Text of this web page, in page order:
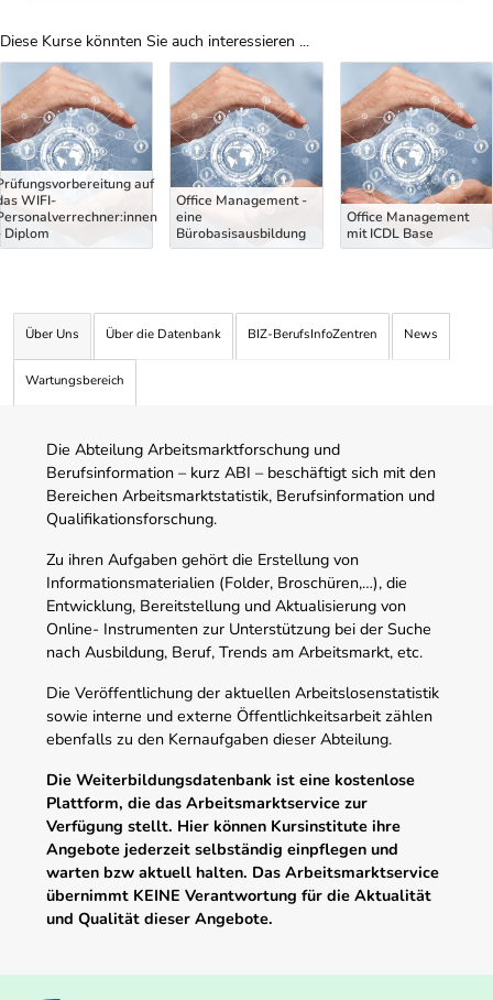
Diese Kurse könnten Sie auch interessieren ...
Uber Weiterbildungsvorschläge
auf
WIFI-
Diplom
Office Management -
eine
Bürobasisausbildung
Office Management
mit ICDL Base
Über Uns Über die Datenbank BIZ-BerufsInfoZentren News
Wartungsbereich
Die Abteilung Arbeitsmarktforschung und
Berufsinformation – kurz ABI – beschäftigt sich mit den
Bereichen Arbeitsmarktstatistik, Berufsinformation und
Qualifikationsforschung.
Zu ihren Aufgaben gehört die Erstellung von
Informationsmaterialien (Folder, Broschüren,…), die
Entwicklung, Bereitstellung und Aktualisierung von
Online- Instrumenten zur Unterstützung bei der Suche
nach Ausbildung, Beruf, Trends am Arbeitsmarkt, etc.
Die Veröffentlichung der aktuellen Arbeitslosenstatistik
sowie interne und externe Öffentlichkeitsarbeit zählen
ebenfalls zu den Kernaufgaben dieser Abteilung.
Die Weiterbildungsdatenbank ist eine kostenlose
Plattform, die das Arbeitsmarktservice zur
Verfügung stellt. Hier können Kursinstitute ihre
Angebote jederzeit selbständig einpflegen und
warten bzw aktuell halten. Das Arbeitsmarktservice
übernimmt KEINE Verantwortung für die Aktualität
und Qualität dieser Angebote.